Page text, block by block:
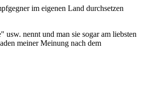
im eigenen Land durchsetzen
nennt und man sie sogar am liebsten
meiner Meinung nach dem